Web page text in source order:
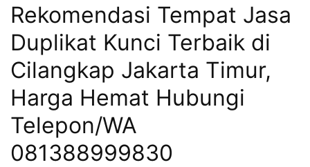
Rekomendasi Tempat Jasa
Duplikat Kunci Terbaik di
Cilangkap Jakarta Timur,
Harga Hemat Hubungi
Telepon/WA
081388999830